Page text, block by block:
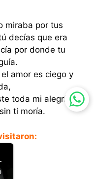
miraba por tus
decías que era
por donde tu
amor es ciego y
toda mi alegría
ti moría.